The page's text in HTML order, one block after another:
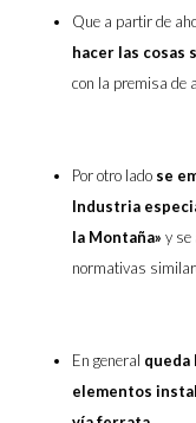
Que a partir de
hacer las cosas
con la premisa de
Por otro lado se
Industria
la Montaña» y se
normativas
En general queda
elementos